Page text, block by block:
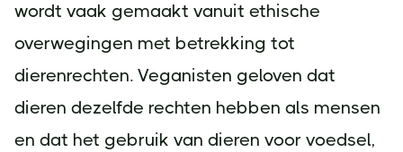
wordt vaak gemaakt vanuit ethische
overwegingen met betrekking tot
dierenrechten. Veganisten geloven dat
dieren dezelfde rechten hebben als mensen
en dat het gebruik van dieren voor voedsel,